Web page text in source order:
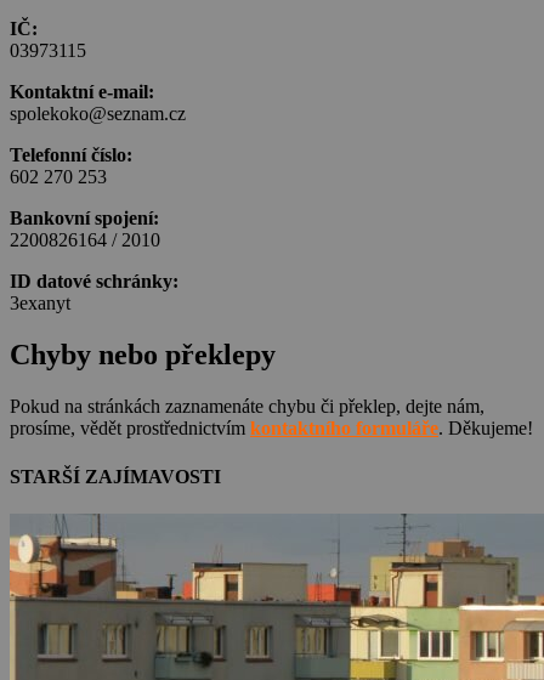
IČ:
03973115
Kontaktní e-mail:
spolekoko@seznam.cz
Telefonní číslo:
602 270 253
Bankovní spojení:
2200826164 / 2010
ID datové schránky:
3exanyt
Chyby nebo překlepy
Pokud na stránkách zaznamenáte chybu či překlep, dejte nám,
prosíme, vědět prostřednictvím kontaktního formuláře. Děkujeme!
STARŠÍ ZAJÍMAVOSTI